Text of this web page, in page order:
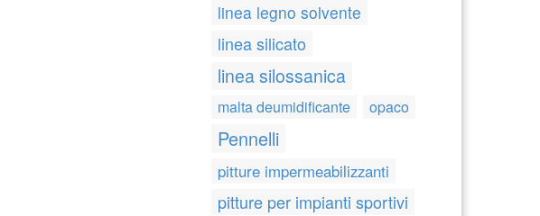
linea legno solvente
linea silicato
linea silossanica
malta deumidificante opaco
Pennelli
pitture impermeabilizzanti
pitture per impianti sportivi